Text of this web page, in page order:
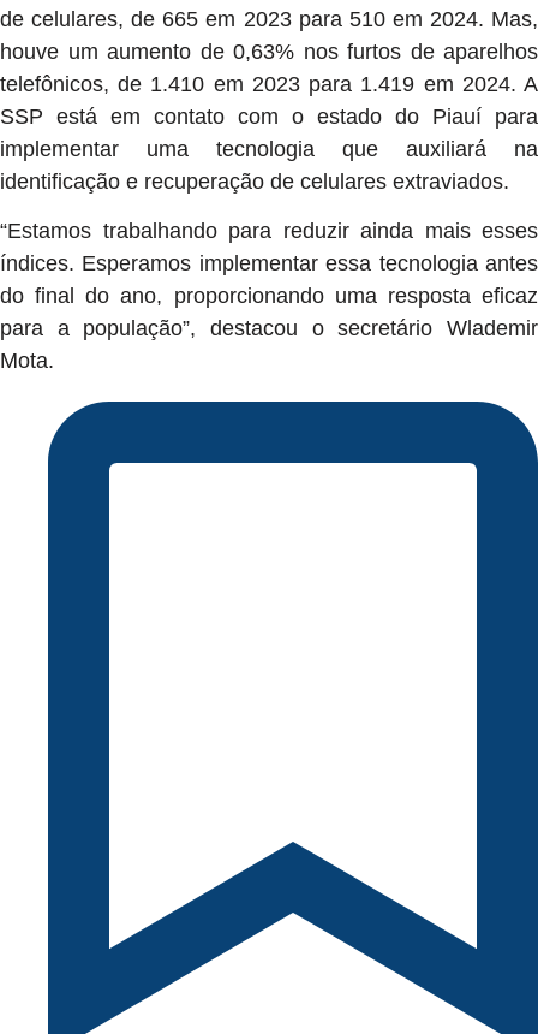
de celulares, de 665 em 2023 para 510 em 2024. Mas,
houve um aumento de 0,63% nos furtos de aparelhos
telefônicos, de 1.410 em 2023 para 1.419 em 2024. A
SSP está em contato com o estado do Piauí para
implementar uma tecnologia que auxiliará na
identificação e recuperação de celulares extraviados.
“Estamos trabalhando para reduzir ainda mais esses
índices. Esperamos implementar essa tecnologia antes
do final do ano, proporcionando uma resposta eficaz
para a população”, destacou o secretário Wlademir
Mota.